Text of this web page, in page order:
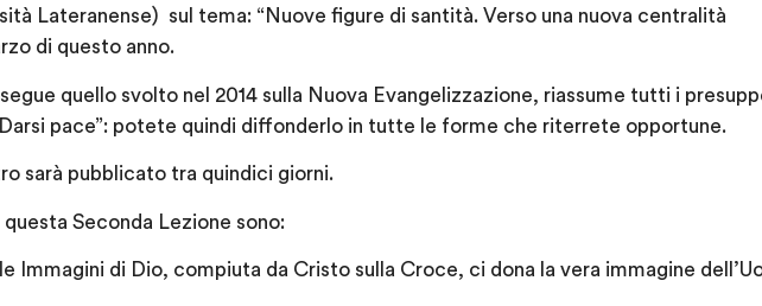
Lateranense) sul tema: “Nuove figure di santità. Verso una nuova centralità
di questo anno.
quello svolto nel 2014 sulla Nuova Evangelizzazione, riassume tutti i
pace”: potete quindi diffonderlo in tutte le forme che riterrete opportune.
sarà pubblicato tra quindici giorni.
Seconda Lezione sono:
Immagini di Dio, compiuta da Cristo sulla Croce, ci dona la vera immagine